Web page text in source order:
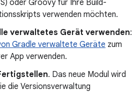
oder Groovy für Ihre Build-
verwenden möchten.
verwaltetes Gerät verwenden:
Gradle verwaltete Geräte zum
App verwenden.
. Das neue Modul wird
die Versionsverwaltung